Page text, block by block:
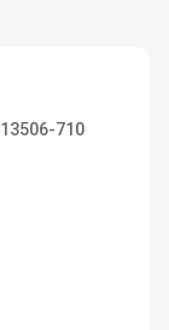
13506-710